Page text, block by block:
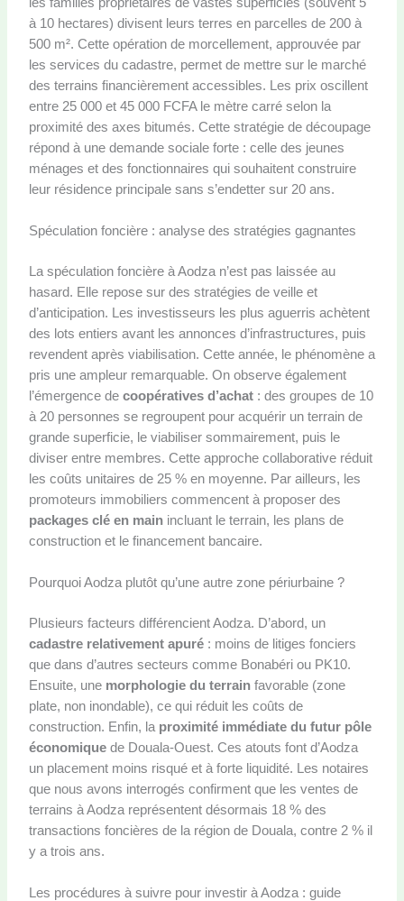
à 10 hectares) divisent leurs terres en parcelles de 200 à
500 m². Cette opération de morcellement, approuvée par
les services du cadastre, permet de mettre sur le marché
des terrains financièrement accessibles. Les prix oscillent
entre 25 000 et 45 000 FCFA le mètre carré selon la
proximité des axes bitumés. Cette stratégie de découpage
répond à une demande sociale forte : celle des jeunes
ménages et des fonctionnaires qui souhaitent construire
leur résidence principale sans s’endetter sur 20 ans.
Spéculation foncière : analyse des stratégies gagnantes
La spéculation foncière à Aodza n’est pas laissée au
hasard. Elle repose sur des stratégies de veille et
d’anticipation. Les investisseurs les plus aguerris achètent
des lots entiers avant les annonces d’infrastructures, puis
revendent après viabilisation. Cette année, le phénomène a
pris une ampleur remarquable. On observe également
l’émergence de coopératives d’achat: des groupes de 10
à 20 personnes se regroupent pour acquérir un terrain de
grande superficie, le viabiliser sommairement, puis le
diviser entre membres. Cette approche collaborative réduit
les coûts unitaires de 25 % en moyenne. Par ailleurs, les
promoteurs immobiliers commencent à proposer des
packages clé en mainincluant le terrain, les plans de
construction et le financement bancaire.
Pourquoi Aodza plutôt qu’une autre zone périurbaine ?
Plusieurs facteurs différencient Aodza. D’abord, un
cadastre relativement apuré: moins de litiges fonciers
que dans d’autres secteurs comme Bonabéri ou PK10.
Ensuite, une morphologie du terrainfavorable (zone
plate, non inondable), ce qui réduit les coûts de
construction. Enfin, la proximité immédiate du futur pôle
économiquede Douala-Ouest. Ces atouts font d’Aodza
un placement moins risqué et à forte liquidité. Les notaires
que nous avons interrogés confirment que les ventes de
terrains à Aodza représentent désormais 18 % des
transactions foncières de la région de Douala, contre 2 % il
y a trois ans.
Les procédures à suivre pour investir à Aodza : guide